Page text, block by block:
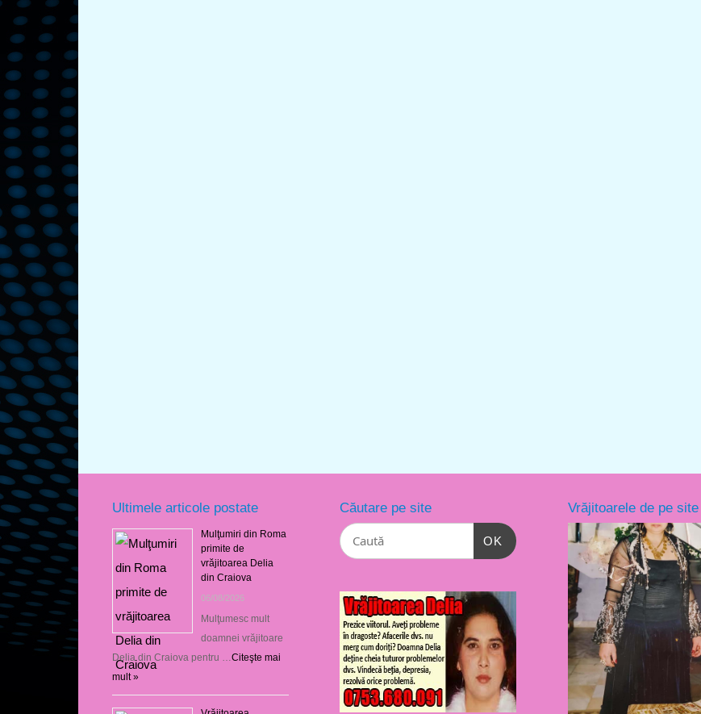
Ultimele articole postate
Mulţumiri din Roma
primite de
vrăjitoarea Delia
din Craiova
06/08/2026
Mulţumesc mult
doamnei vrăjitoare
Delia din Craiova pentru … Citeşte mai
mult »
Căutare pe site
OK
Vrăjitoarele de pe site